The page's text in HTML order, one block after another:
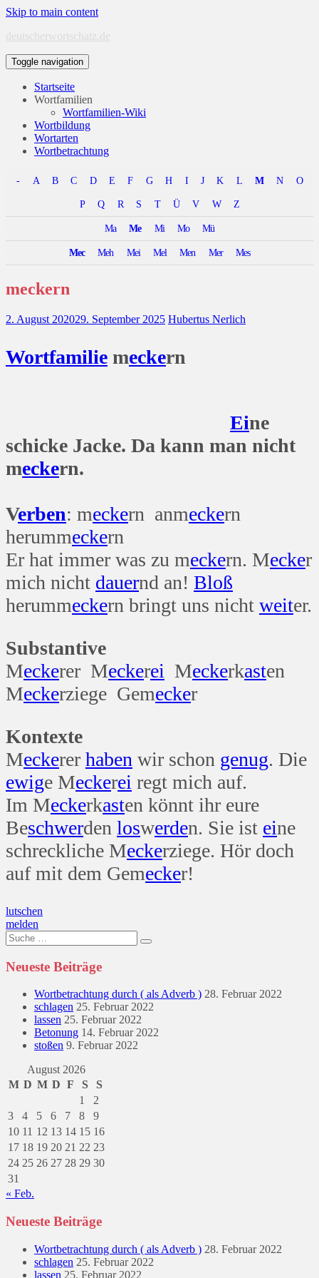
Skip to main content
deutscherwortschatz.de
Toggle navigation
Startseite
Wortfamilien
Wortfamilien-Wiki
Wortbildung
Wortarten
Wortbetrachtung
- A B C D E F G H I J K L M N O
P Q R S T Ü V W Z
Ma Me Mi Mo Mü
Mec Meh Mei Mel Men Mer Mes
meckern
2. August 202029. September 2025 Hubertus Nerlich
Wortfamilie meckern
Eine
schicke Jacke. Da kann man nicht
meckern.
Verben: meckern anmeckern
herummeckern
Er hat immer was zu meckern. Mecker
mich nicht dauernd an! Bloß
herummeckern bringt uns nicht weiter.
Substantive
Meckerer Meckerei Meckerkasten
Meckerziege Gemecker
Kontexte
Meckerer haben wir schon genug. Die
ewige Meckerei regt mich auf.
Im Meckerkasten könnt ihr eure
Beschwerden loswerden. Sie ist eine
schreckliche Meckerziege. Hör doch
auf mit dem Gemecker!
Beitragsnavigation
lutschen
melden
Suche
nach:
Neueste Beiträge
Wortbetrachtung durch ( als Adverb ) 28. Februar 2022
schlagen 25. Februar 2022
lassen 25. Februar 2022
Betonung 14. Februar 2022
stoßen 9. Februar 2022
August 2026
M D M D F S
S
1
2
3
4 5 6 7 8
9
10 11 12 13 14 15 16
17 18 19 20 21 22 23
24 25 26 27 28 29 30
31
« Feb.
Neueste Beiträge
Wortbetrachtung durch ( als Adverb ) 28. Februar 2022
schlagen 25. Februar 2022
lassen 25. Februar 2022